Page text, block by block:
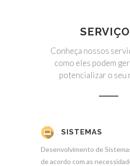
Conheça nossos
como eles podem
potencializar o seu
SISTEMAS
Desenvolvimento de
de acordo com as